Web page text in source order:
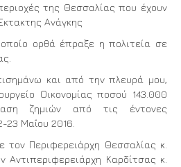
της Θεσσαλίας που έχουν
Ανάγκης
ορθά έπραξε η πολιτεία σε
και από την πλευρά μου,
Οικονομίας ποσού 143.000
ζημιών από τις έντονες
23 Μαΐου 2016.
Περιφερειάρχη Θεσσαλίας κ.
Καρδίτσας κ.